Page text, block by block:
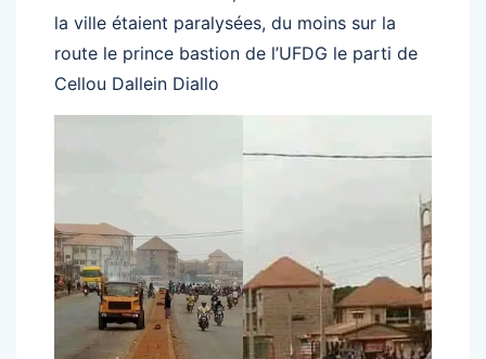
la ville étaient paralysées, du moins sur la
route le prince bastion de l’UFDG le parti de
Cellou Dallein Diallo